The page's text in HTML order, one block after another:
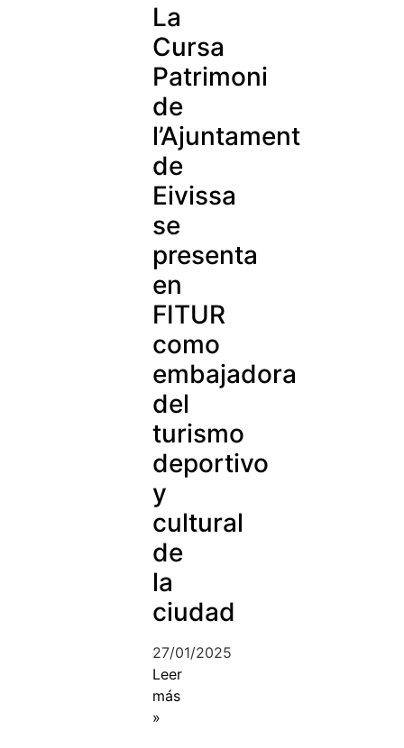
La
Cursa
Patrimoni
de
l’Ajuntament
de
Eivissa
se
presenta
en
FITUR
como
embajadora
del
turismo
deportivo
y
cultural
de
la
ciudad
27/01/2025
Leer
más
»